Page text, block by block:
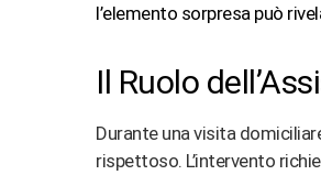
l’elemento sorpresa può
Il Ruolo
Durante una visita
rispettoso. L’intervento